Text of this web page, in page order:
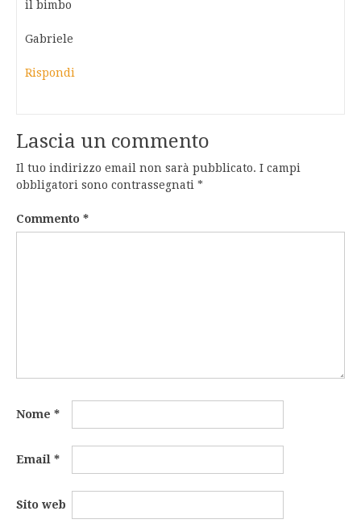
il bimbo
Gabriele
Rispondi
Lascia un commento
Il tuo indirizzo email non sarà pubblicato. I campi
obbligatori sono contrassegnati *
Commento *
Nome *
Email *
Sito web